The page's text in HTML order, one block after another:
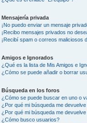
Mensajería privada
¡No puedo enviar un mensaje
¡Recibo mensajes privados no
¡Recibí spam o correos maliciosos
Amigos e Ignorados
¿Qué es la lista de Mis Amigos e
¿Cómo se puede añadir o borrar
Búsqueda en los foros
¿Cómo se puede buscar en uno o
¿Por qué mi búsqueda me
¿Por qué mi búsqueda me
¿Cómo busco usuarios?